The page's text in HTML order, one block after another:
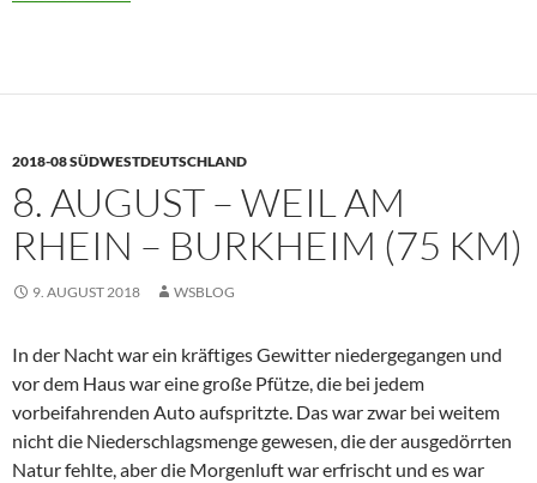
2018-08 SÜDWESTDEUTSCHLAND
8. AUGUST – WEIL AM
RHEIN – BURKHEIM (75 KM)
9. AUGUST 2018 WSBLOG
In der Nacht war ein kräftiges Gewitter niedergegangen und
vor dem Haus war eine große Pfütze, die bei jedem
vorbeifahrenden Auto aufspritzte. Das war zwar bei weitem
nicht die Niederschlagsmenge gewesen, die der ausgedörrten
Natur fehlte, aber die Morgenluft war erfrischt und es war